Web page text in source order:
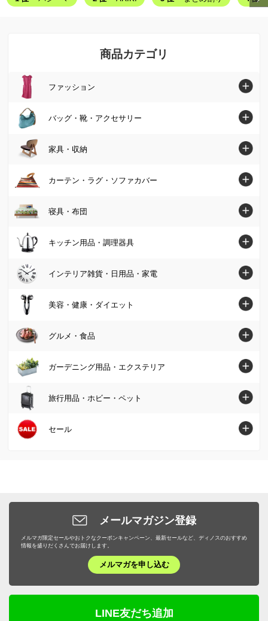
商品カテゴリ
ファッション
ファッショントップへ
シャツ・ブラウス
チュニック
ワンピース
パンツ
カーディガン・ボレロ
パーカー・スウェット/トレーナー
Tシャツ・カットソー
コート
ジャケット
フォーマル・スーツ・着物
大きいサイズ
バッグ・靴・アクセサリー
バッグ・靴・アクセサリートップへ
ブーツ
スニーカー・コンフォートシューズ
ジュエリー・アクセサリー
財布・ケース・ポーチ
レディース腕時計
帽子・サングラス・手袋・ベルト
ストール・スカーフ・マフラー
傘・レイングッズ
ファッション小物 その他
家具・収納
家具・収納トップへ
テーブル
デスク・机
テレビ台・テレビボード
リビング収納
本棚・ラック・シェルフ
キッチン収納・食器棚
下駄箱/玄関収納
子供部屋/キッズ収納・家具
ホームオフィス家具
仏壇・仏具
カーテン・ラグ・ソファカバー
カーテン・ラグ・ソファカバートップへ
カーテン
ソファーカバー・マルチカバー
クッション・カバー類
寝具・布団
寝具・布団トップへ
マットレス
肌掛け布団・ダウンケット
敷布団
毛布・タオルケット
布団セット
敷きパッド・ベッドパッド
枕・抱き枕
サステナブル
キッチン用品・調理器具
キッチン用品・調理器具トップへ
鍋・フライパン
保存容器・キャニスター・オイルポット
米びつ・ライスストッカー
キッチン用品収納
エプロン・割烹着
ケトル・やかん
包丁・キッチンツール
テーブルクロス・ランチョンマット
キッチン家電・調理家電
インテリア雑貨・日用品・家電
インテリア雑貨・日用品・家電トップへ
インテリア雑貨
絵画・アート・ウォールデコレーション
インテリアグリーン・造花
掃除/お手入れ用品
トイレ用品・トイレマット
タオル・スリッパ
生活雑貨・便利グッズ
年中行事用品・季節商品
美容・健康・ダイエット
美容・健康・ダイエットトップへ
スキンケア・基礎化粧品
フェイスケア・美顔器
健康食品・サプリメント
ダイエット・エクササイズ
機能性シューズ・サンダル
グルメ・食品
グルメ・食品トップへ
グルメまとめ割
お惣菜
肉・卵・乳製品
野菜・果物
プロユース
ガーデニング用品・エクステリア
ガーデニング用品・エクステリアトップへ
屋外収納庫・物置
敷石・防草シート・芝
プランター・植木鉢・鉢カバー
フラワースタンド・プランタースタンド・花台
エアコン室外機カバー
旅行用品・ホビー・ペット
旅行用品・ホビー・ペットトップへ
旅行用便利グッズ
キッズ・ベビー
キャラクターグッズ
ホビー雑貨
セール
カーテン・ラグ・ソファカバー
メールマガジン登録
メルマガ限定セールやおトクなクーポンキャンペーン、最新セールなど、ディノスのおすすめ
情報を盛りだくさんでお届けします。
メルマガを申し込む
LINE友だち追加